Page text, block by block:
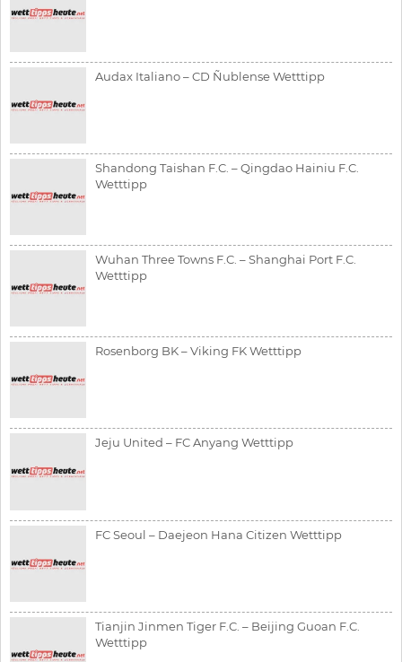
Audax Italiano – CD Ñublense Wetttipp
Shandong Taishan F.C. – Qingdao Hainiu F.C.
Wetttipp
Wuhan Three Towns F.C. – Shanghai Port F.C.
Wetttipp
Rosenborg BK – Viking FK Wetttipp
Jeju United – FC Anyang Wetttipp
FC Seoul – Daejeon Hana Citizen Wetttipp
Tianjin Jinmen Tiger F.C. – Beijing Guoan F.C.
Wetttipp